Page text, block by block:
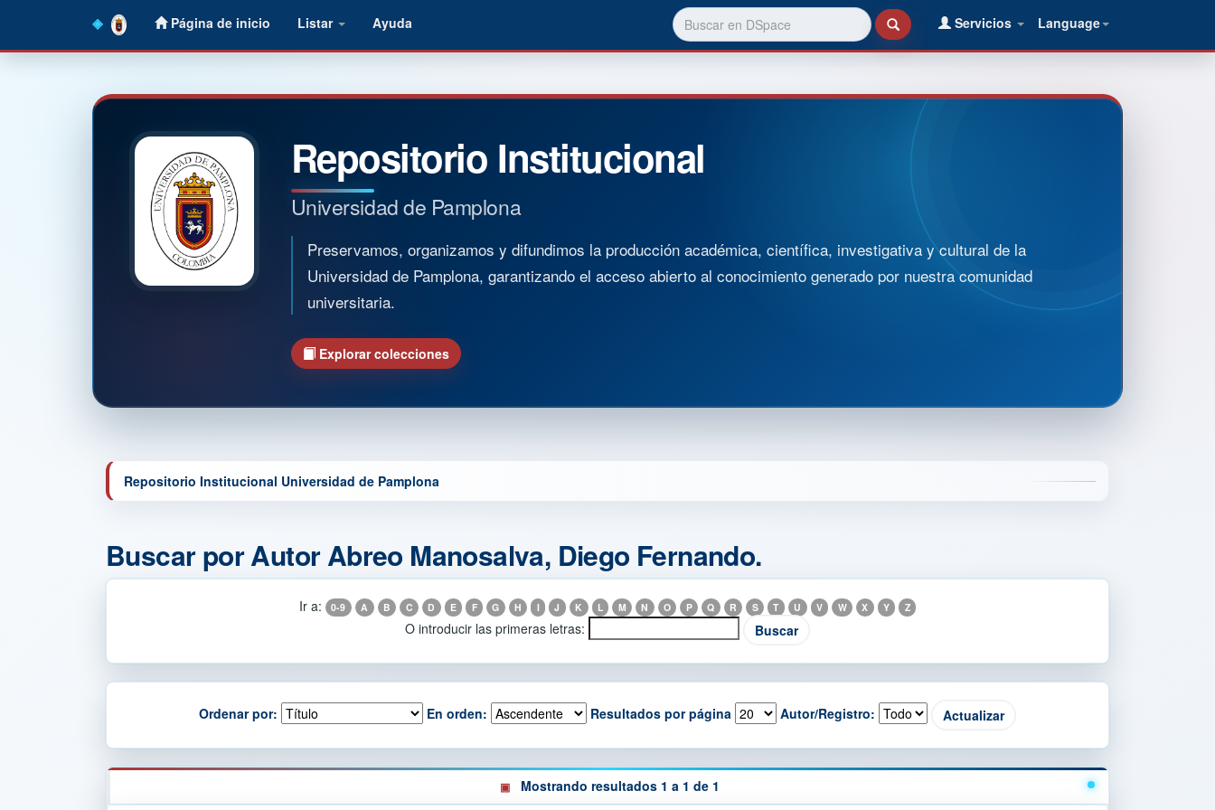
Página de inicio Listar Ayuda Language
Servicios
Repositorio Institucional
Universidad de Pamplona
Preservamos, organizamos y difundimos la producción académica, científica, investigativa y cultural de la
Universidad de Pamplona, garantizando el acceso abierto al conocimiento generado por nuestra comunidad
universitaria.
Explorar colecciones
Repositorio Institucional Universidad de Pamplona
Buscar por Autor Abreo Manosalva, Diego Fernando.
Ir a: 0-9 A B C D E F G H I J K L M N O P Q R S T U V W X Y Z
O introducir las primeras letras:
Ordenar por: En orden: Resultados por página Autor/Registro:
Mostrando resultados 1 a 1 de 1